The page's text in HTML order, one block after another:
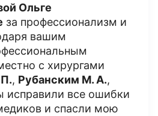
Ольге
за профессионализм и
вашим
с хирургами
, Рубанским М. А.,
исправили все ошибки
и спасли мою